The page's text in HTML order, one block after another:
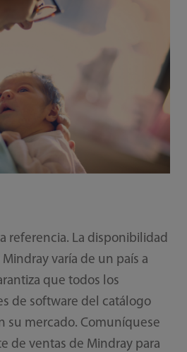
referencia. La disponibilidad
varía de un país a
que todos los
de software del catálogo
su mercado. Comuníquese
de ventas de Mindray para